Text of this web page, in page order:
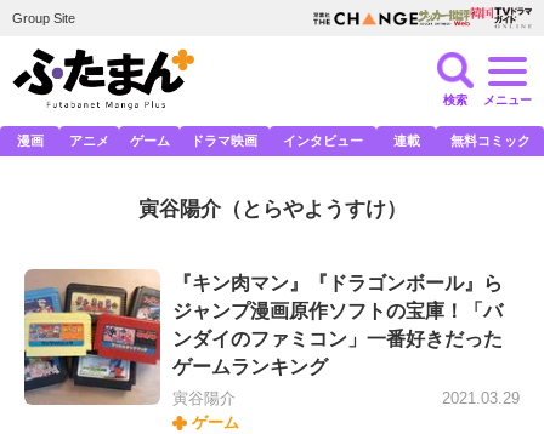
Group Site
検索 メニュー
漫画 アニメ ゲーム ドラマ映画 インタビュー 連載 無料コミック
寅谷陽介（とらやようすけ）
『キン肉マン』『ドラゴンボール』ら
ジャンプ漫画原作ソフトの宝庫！「バ
ンダイのファミコン」一番好きだった
ゲームランキング
寅谷陽介
ゲーム
2021.03.29